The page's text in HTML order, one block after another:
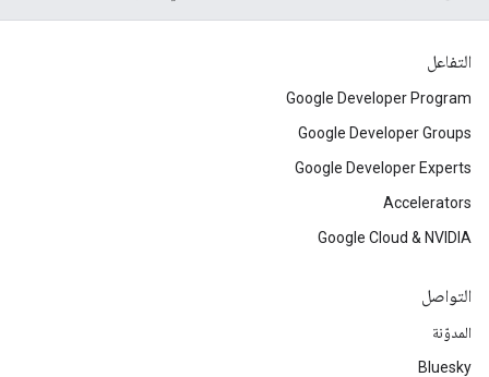
التفاعل
Google Developer Program
Google Developer Groups
Google Developer Experts
Accelerators
Google Cloud & NVIDIA
التواصل
المدوّنة
Bluesky